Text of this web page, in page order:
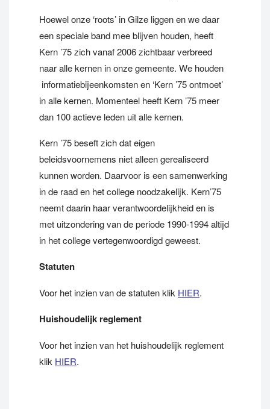
Hoewel onze ‘roots’ in Gilze liggen en we daar
een speciale band mee blijven houden, heeft
Kern ’75 zich vanaf 2006 zichtbaar verbreed
naar alle kernen in onze gemeente. We houden
informatiebijeenkomsten en ‘Kern ’75 ontmoet’
in alle kernen. Momenteel heeft Kern ’75 meer
dan 100 actieve leden uit alle kernen.
Kern ’75 beseft zich dat eigen
beleidsvoornemens niet alleen gerealiseerd
kunnen worden. Daarvoor is een samenwerking
in de raad en het college noodzakelijk. Kern’75
neemt daarin haar verantwoordelijkheid en is
met uitzondering van de periode 1990-1994 altijd
in het college vertegenwoordigd geweest.
Statuten
Voor het inzien van de statuten klik HIER.
Huishoudelijk reglement
Voor het inzien van het huishoudelijk reglement
klik HIER.